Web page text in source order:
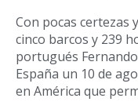
Con pocas certezas
cinco barcos y 239
portugués
España un 10 de
en América que